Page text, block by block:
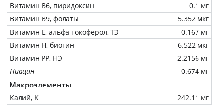
Витамин В6, пиридоксин
0.1 мг
Витамин В9, фолаты
5.352 мкг
Витамин Е, альфа токоферол, ТЭ
0.167 мг
Витамин Н, биотин
6.522 мкг
Витамин РР, НЭ
2.2156 мг
Ниацин
0.674 мг
Макроэлементы
Калий, K
242.11 мг